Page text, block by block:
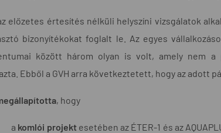
előzetes értesítés nélküli helyszíni vizsgálatok
bizonyítékokat foglalt le. Az egyes
között három olyan is volt, amely nem a
Ebből a GVH arra következtetett, hogy az adott
, hogy
a komlói projektesetében az ÉTER-1 és az